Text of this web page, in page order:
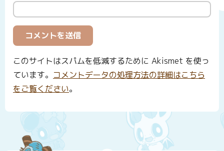
このサイトはスパムを低減するために Akismet を使っ
ています。 コメントデータの処理方法の詳細はこちら
をご覧ください。